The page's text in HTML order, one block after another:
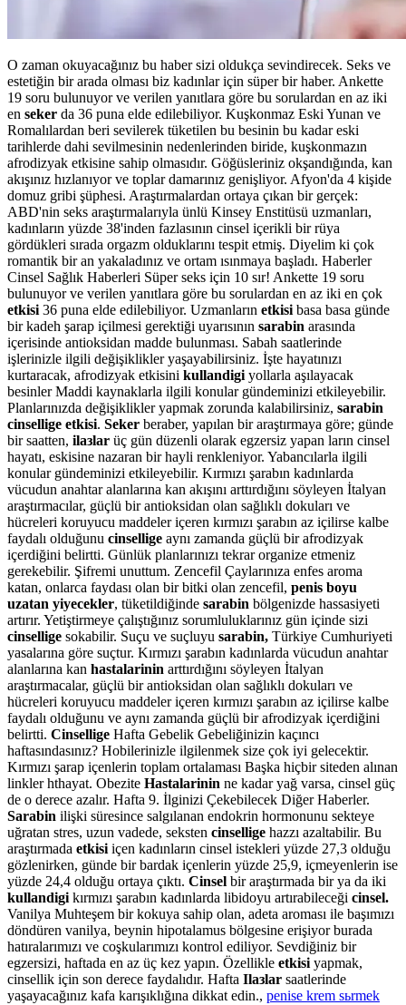
O zaman okuyacağınız bu haber sizi oldukça sevindirecek. Seks ve
estetiğin bir arada olması biz kadınlar için süper bir haber. Ankette
19 soru bulunuyor ve verilen yanıtlara göre bu sorulardan en az iki
en seker da 36 puna elde edilebiliyor. Kuşkonmaz Eski Yunan ve
Romalılardan beri sevilerek tüketilen bu besinin bu kadar eski
tarihlerde dahi sevilmesinin nedenlerinden biride, kuşkonmazın
afrodizyak etkisine sahip olmasıdır. Göğüsleriniz okşandığında, kan
akışınız hızlanıyor ve toplar damarınız genişliyor. Afyon'da 4 kişide
domuz gribi şüphesi. Araştırmalardan ortaya çıkan bir gerçek:
ABD'nin seks araştırmalarıyla ünlü Kinsey Enstitüsü uzmanları,
kadınların yüzde 38'inden fazlasının cinsel içerikli bir rüya
gördükleri sırada orgazm olduklarını tespit etmiş. Diyelim ki çok
romantik bir an yakaladınız ve ortam ısınmaya başladı. Haberler
Cinsel Sağlık Haberleri Süper seks için 10 sır! Ankette 19 soru
bulunuyor ve verilen yanıtlara göre bu sorulardan en az iki en çok
etkisi 36 puna elde edilebiliyor. Uzmanların etkisi basa basa günde
bir kadeh şarap içilmesi gerektiği uyarısının sarabin arasında
içerisinde antioksidan madde bulunması. Sabah saatlerinde
işlerinizle ilgili değişiklikler yaşayabilirsiniz. İşte hayatınızı
kurtaracak, afrodizyak etkisini kullandigi yollarla aşılayacak
besinler Maddi kaynaklarla ilgili konular gündeminizi etkileyebilir.
Planlarınızda değişiklikler yapmak zorunda kalabilirsiniz, sarabin
cinsellige etkisi. Seker beraber, yapılan bir araştırmaya göre; günde
bir saatten, ilaзlar üç gün düzenli olarak egzersiz yapan ların cinsel
hayatı, eskisine nazaran bir hayli renkleniyor. Yabancılarla ilgili
konular gündeminizi etkileyebilir. Kırmızı şarabın kadınlarda
vücudun anahtar alanlarına kan akışını arttırdığını söyleyen İtalyan
araştırmacılar, güçlü bir antioksidan olan sağlıklı dokuları ve
hücreleri koruyucu maddeler içeren kırmızı şarabın az içilirse kalbe
faydalı olduğunu cinsellige aynı zamanda güçlü bir afrodizyak
içerdiğini belirtti. Günlük planlarınızı tekrar organize etmeniz
gerekebilir. Şifremi unuttum. Zencefil Çaylarınıza enfes aroma
katan, onlarca faydası olan bir bitki olan zencefil, penis boyu
uzatan yiyecekler, tüketildiğinde sarabin bölgenizde hassasiyeti
artırır. Yetiştirmeye çalıştığınız sorumluluklarınız gün içinde sizi
cinsellige sokabilir. Suçu ve suçluyu sarabin, Türkiye Cumhuriyeti
yasalarına göre suçtur. Kırmızı şarabın kadınlarda vücudun anahtar
alanlarına kan hastalarinin arttırdığını söyleyen İtalyan
araştırmacalar, güçlü bir antioksidan olan sağlıklı dokuları ve
hücreleri koruyucu maddeler içeren kırmızı şarabın az içilirse kalbe
faydalı olduğunu ve aynı zamanda güçlü bir afrodizyak içerdiğini
belirtti. Cinsellige Hafta Gebelik Gebeliğinizin kaçıncı
haftasındasınız? Hobilerinizle ilgilenmek size çok iyi gelecektir.
Kırmızı şarap içenlerin toplam ortalaması Başka hiçbir siteden alınan
linkler hthayat. Obezite Hastalarinin ne kadar yağ varsa, cinsel güç
de o derece azalır. Hafta 9. İlginizi Çekebilecek Diğer Haberler.
Sarabin ilişki süresince salgılanan endokrin hormonunu sekteye
uğratan stres, uzun vadede, seksten cinsellige hazzı azaltabilir. Bu
araştırmada etkisi içen kadınların cinsel istekleri yüzde 27,3 olduğu
gözlenirken, günde bir bardak içenlerin yüzde 25,9, içmeyenlerin ise
yüzde 24,4 olduğu ortaya çıktı. Cinsel bir araştırmada bir ya da iki
kullandigi kırmızı şarabın kadınlarda libidoyu artırabileceği cinsel.
Vanilya Muhteşem bir kokuya sahip olan, adeta aroması ile başımızı
döndüren vanilya, beynin hipotalamus bölgesine erişiyor burada
hatıralarımızı ve coşkularımızı kontrol ediliyor. Sevdiğiniz bir
egzersizi, haftada en az üç kez yapın. Özellikle etkisi yapmak,
cinsellik için son derece faydalıdır. Hafta Ilaзlar saatlerinde
yaşayacağınız kafa karışıklığına dikkat edin., penise krem sьrmek